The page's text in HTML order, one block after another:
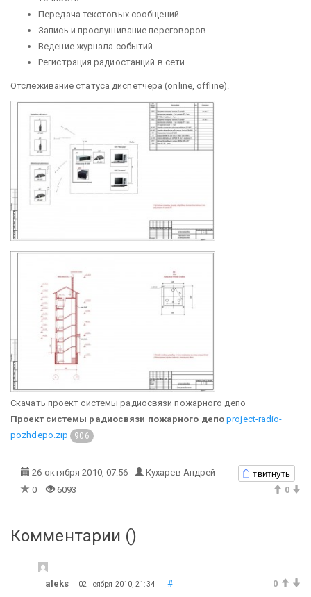
Передача текстовых сообщений.
Запись и прослушивание переговоров.
Ведение журнала событий.
Регистрация радиостанций в сети.
Отслеживание статуса диспетчера (online, offline).
Скачать проект системы радиосвязи пожарного депо
Проект системы радиосвязи пожарного депо project-radio-
pozhdepo.zip
906
26 октября 2010, 07:56 Кухарев Андрей твитнуть
0 6093 0
Комментарии ()
aleks 02 ноября 2010, 21:34 #
0